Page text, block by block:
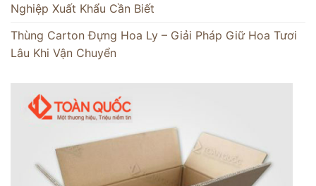
Nghiệp Xuất Khẩu Cần Biết
Thùng Carton Đựng Hoa Ly – Giải Pháp Giữ Hoa Tươi
Lâu Khi Vận Chuyển